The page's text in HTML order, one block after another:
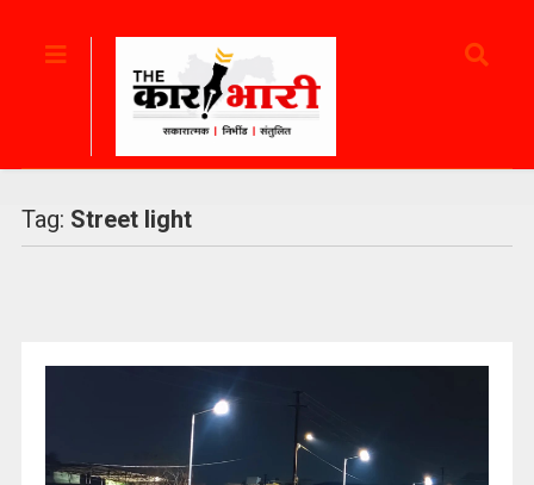
Tag: Street light